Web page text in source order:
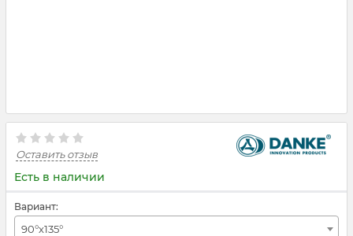
Оставить отзыв
Есть в наличии
Вариант:
90°х135°